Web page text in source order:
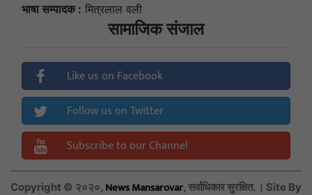
भाषा सम्पादक : मित्रलाल वली
सामाजिक संजाल
Like us on Facebook
Follow us on Twitter
Subscribe to our Channel
Copyright © २०२०, News Mansarovar, सर्वाधिकार सुरक्षित. । Site By